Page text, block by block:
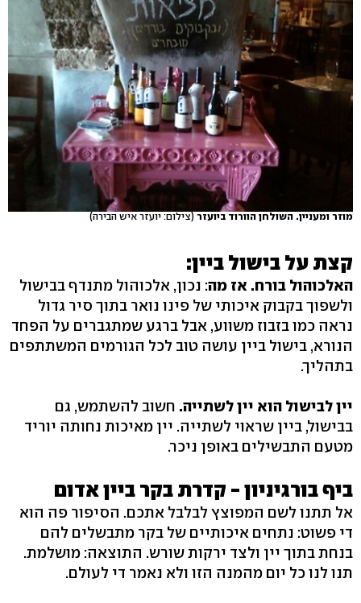
מוזר ומעניין. השולחן הוורוד ביועזר (צילום: יועזר איש הבירה)
קצת על בישול ביין:
האלכוהול בורח. אז מה: נכון, אלכוהול מתנדף בבישול
ולשפוך בקבוק איכותי של פינו נואר בתוך סיר גדול
נראה כמו בזבוז משווע, אבל ברגע שמתגברים על הפחד
הנורא, בישול ביין עושה טוב לכל הגורמים המשתתפים
בתהליך.
יין לבישול הוא יין לשתייה. חשוב להשתמש, גם
בבישול, ביין שראוי לשתייה. יין מאיכות נחותה יוריד
מטעם התבשילים באופן ניכר.
ביף בורגיניון - קדרת בקר ביין אדום
אל תתנו לשם המפוצץ לבלבל אתכם. הסיפור פה הוא
די פשוט: נתחים איכותיים של בקר מתבשלים להם
בנחת בתוך יין ולצד ירקות שורש. התוצאה: מושלמת.
תנו לנו כל יום מהמנה הזו ולא נאמר די לעולם.